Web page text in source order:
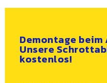
Demontage
Unsere
kostenlos!